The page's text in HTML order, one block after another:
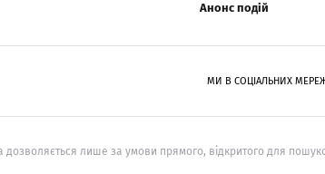
Анонс подій
МИ В СОЦІАЛЬНИХ
дозволяється лише за умови прямого, відкритого для